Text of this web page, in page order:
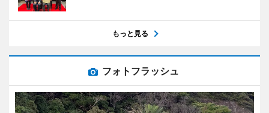
もっと見る
フォトフラッシュ